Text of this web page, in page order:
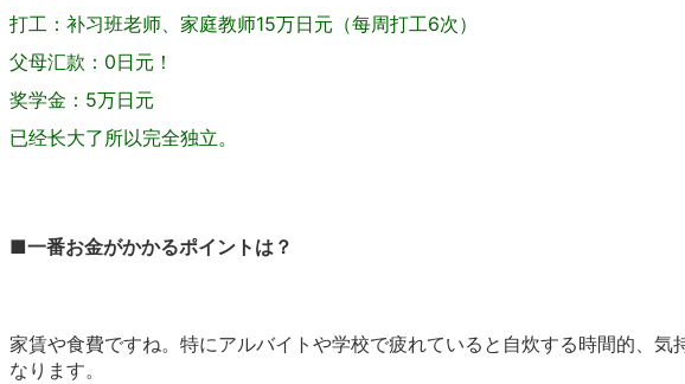
打工：补习班老师、家庭教师15万日元（每周打工6次）
父母汇款：0日元！
奖学金：5万日元
已经长大了所以完全独立。
■一番お金がかかるポイントは？
家賃や食費ですね。特にアルバイトや学校で疲れていると自炊する時間的、
なります。